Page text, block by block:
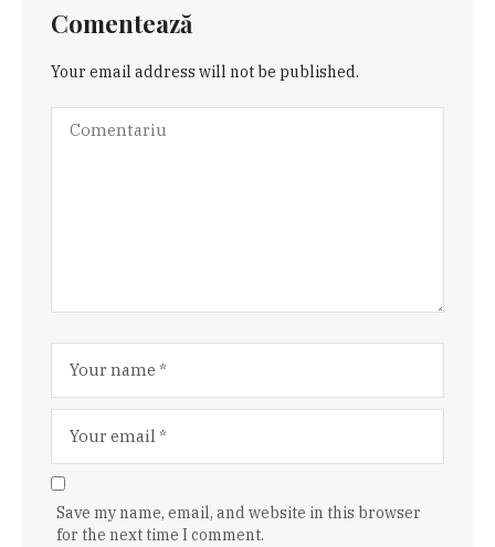
Comentează
Your email address will not be published.
Save my name, email, and website in this browser
for the next time I comment.